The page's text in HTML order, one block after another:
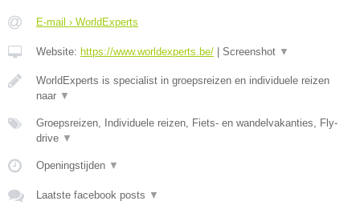
E-mail › WorldExperts
Website: https://www.worldexperts.be/ Screenshot ▼
WorldExperts is specialist in groepsreizen en individuele reizen
naar ▼
Groepsreizen, Individuele reizen, Fiets- en wandelvakanties, Fly-
drive ▼
Openingstijden ▼
Laatste facebook posts ▼